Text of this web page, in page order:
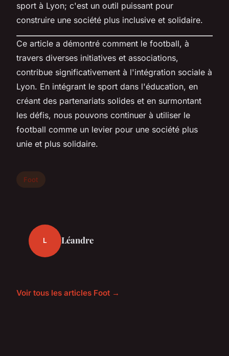
sport à Lyon; c'est un outil puissant pour
construire une société plus inclusive et solidaire.
Ce article a démontré comment le football, à
travers diverses initiatives et associations,
contribue significativement à l'intégration sociale à
Lyon. En intégrant le sport dans l'éducation, en
créant des partenariats solides et en surmontant
les défis, nous pouvons continuer à utiliser le
football comme un levier pour une société plus
unie et plus solidaire.
Foot
L Léandre
Voir tous les articles Foot →